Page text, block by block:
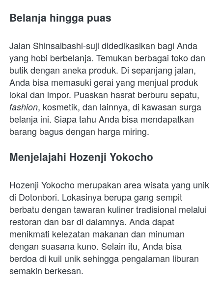
Belanja hingga puas
Jalan Shinsaibashi-suji didedikasikan bagi Anda
yang hobi berbelanja. Temukan berbagai toko dan
butik dengan aneka produk. Di sepanjang jalan,
Anda bisa memasuki gerai yang menjual produk
fashion, kosmetik, dan lainnya, di kawasan surga
belanja ini. Siapa tahu Anda bisa mendapatkan
barang bagus dengan harga miring.
Menjelajahi Hozenji Yokocho
Hozenji Yokocho merupakan area wisata yang unik
di Dotonbori. Lokasinya berupa gang sempit
berbatu dengan tawaran kuliner tradisional melalui
restoran dan bar di dalamnya. Anda dapat
menikmati kelezatan makanan dan minuman
dengan suasana kuno. Selain itu, Anda bisa
berdoa di kuil unik sehingga pengalaman liburan
semakin berkesan.